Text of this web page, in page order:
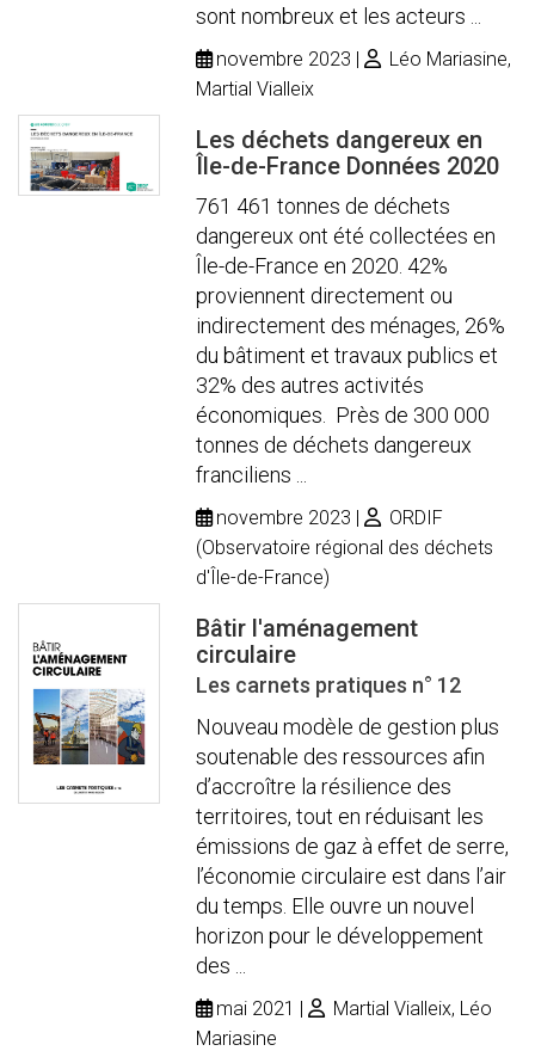
sont nombreux et les acteurs ...
novembre 2023
Léo Mariasine,
Martial Vialleix
Les déchets dangereux en
Île-de-France Données 2020
761 461 tonnes de déchets
dangereux ont été collectées en
Île-de-France en 2020. 42%
proviennent directement ou
indirectement des ménages, 26%
du bâtiment et travaux publics et
32% des autres activités
économiques. Près de 300 000
tonnes de déchets dangereux
franciliens ...
novembre 2023
ORDIF
(Observatoire régional des déchets
d'Île-de-France)
Bâtir l'aménagement
circulaire
Les carnets pratiques n° 12
Nouveau modèle de gestion plus
soutenable des ressources afin
d’accroître la résilience des
territoires, tout en réduisant les
émissions de gaz à effet de serre,
l’économie circulaire est dans l’air
du temps. Elle ouvre un nouvel
horizon pour le développement
des ...
mai 2021
Martial Vialleix, Léo
Mariasine